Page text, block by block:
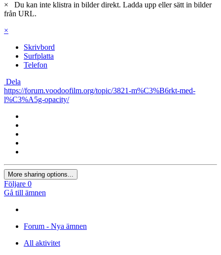
×
Du kan inte klistra in bilder direkt. Ladda upp eller sätt in bilder
från URL.
×
Skrivbord
Surfplatta
Telefon
Dela
https://forum.voodoofilm.org/topic/3821-m%C3%B6rkt-med-
l%C3%A5g-opacity/
More sharing options...
Följare 0
Gå till ämnen
Forum - Nya ämnen
All aktivitet